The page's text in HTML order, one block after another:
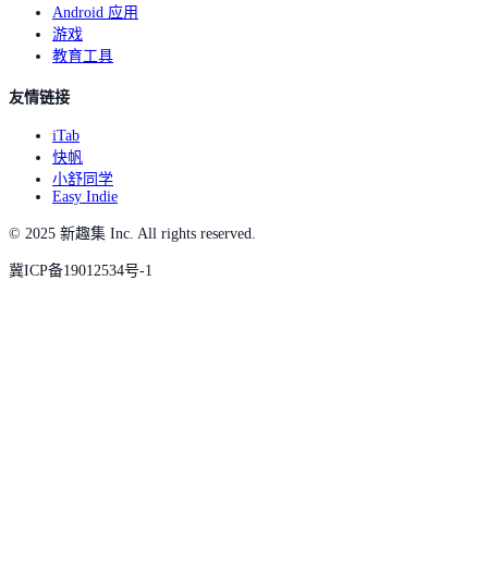
Android 应用
游戏
教育工具
友情链接
iTab
快帆
小舒同学
Easy Indie
© 2025 新趣集 Inc. All rights reserved.
冀ICP备19012534号-1